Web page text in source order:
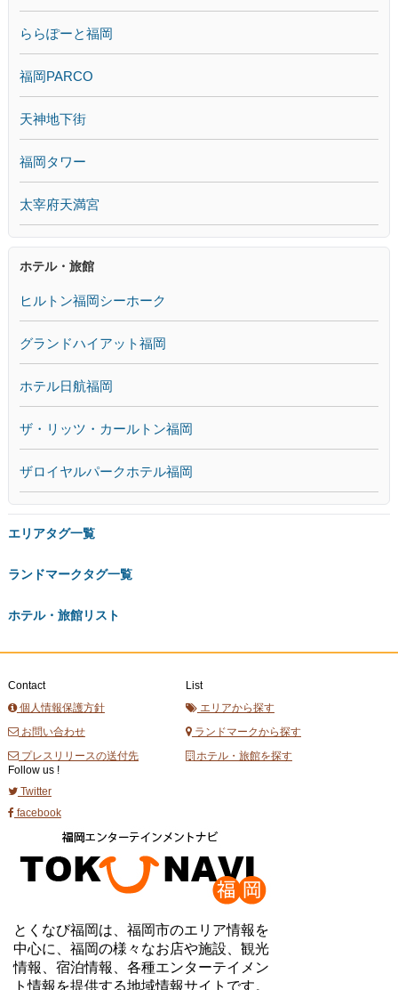
ららぽーと福岡
福岡PARCO
天神地下街
福岡タワー
太宰府天満宮
ホテル・旅館
ヒルトン福岡シーホーク
グランドハイアット福岡
ホテル日航福岡
ザ・リッツ・カールトン福岡
ザロイヤルパークホテル福岡
エリアタグ一覧
ランドマークタグ一覧
ホテル・旅館リスト
Contact
個人情報保護方針
お問い合わせ
プレスリリースの送付先
List
エリアから探す
ランドマークから探す
ホテル・旅館を探す
Follow us !
Twitter
facebook
とくなび福岡は、福岡市のエリア情報を
中心に、福岡の様々なお店や施設、観光
情報、宿泊情報、各種エンターテイメン
ト情報を提供する地域情報サイトです。